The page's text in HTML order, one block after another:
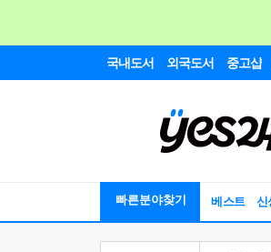
국내도서 외국도서 중고샵
빠른분야찾기 베스트 신